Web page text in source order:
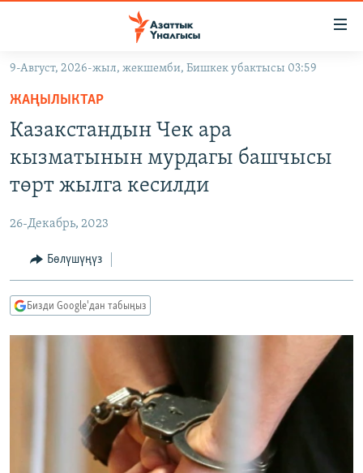
Навигацияга
өтүңүз
Издөөгө
салыңыз
МАДАНИЯТ
ТВ ПРОГРАММАЛАР
БҮГҮН АЗАТТЫКТА
ЫҢГАЙСЫЗ СУРООЛОР
ПОДКАСТ
Русский
9-Август, 2026-жыл, жекшемби, Бишкек убактысы 03:59
ЖАҢЫЛЫКТАР
Казакстандын Чек ара
кызматынын мурдагы башчысы
төрт жылга кесилди
26-Декабрь, 2023
Бөлүшүңүз
Бизди Google'дан табыңыз